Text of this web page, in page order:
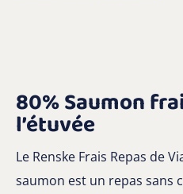
80% Saumon
l’étuvée
Le Renske Frais Repas de
saumon est un repas sans